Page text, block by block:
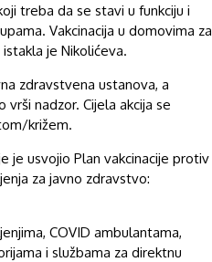
treba da se stavi u funkciju i
Vakcinacija u domovima za
je Nikolićeva.
zdravstvena ustanova, a
nadzor. Cijela akcija se
križem.
je usvojio Plan vakcinacije protiv
za javno zdravstvo:
COVID ambulantama,
i službama za direktnu